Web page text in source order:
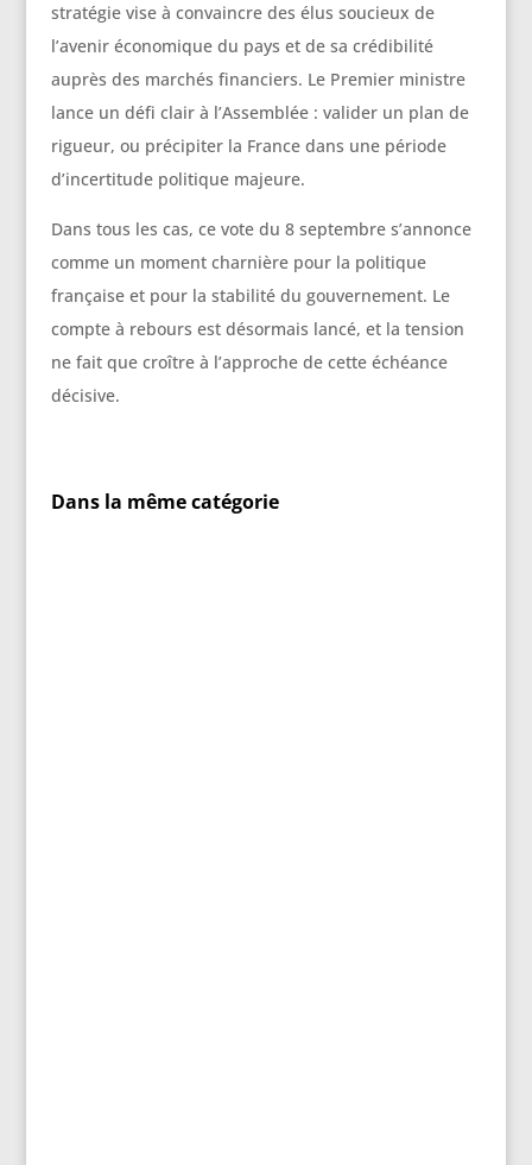
stratégie vise à convaincre des élus soucieux de
l’avenir économique du pays et de sa crédibilité
auprès des marchés financiers. Le Premier ministre
lance un défi clair à l’Assemblée : valider un plan de
rigueur, ou précipiter la France dans une période
d’incertitude politique majeure.
Dans tous les cas, ce vote du 8 septembre s’annonce
comme un moment charnière pour la politique
française et pour la stabilité du gouvernement. Le
compte à rebours est désormais lancé, et la tension
ne fait que croître à l’approche de cette échéance
décisive.
Dans la même catégorie